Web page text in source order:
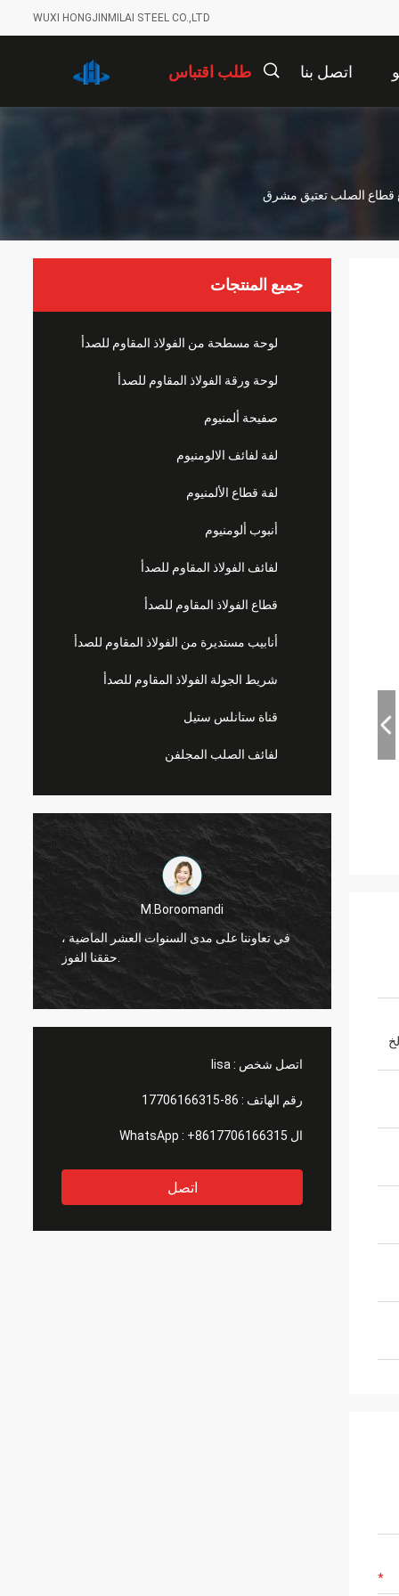
WUXI HONGJINMILAI STEEL CO.,LTD
اتصل بنا طلب اقتباس
قطاع الصلب تعتيق مشرق
جميع المنتجات
لوحة مسطحة من الفولاذ المقاوم للصدأ
لوحة ورقة الفولاذ المقاوم للصدأ
صفيحة ألمنيوم
لفة لفائف الالومنيوم
لفة قطاع الألمنيوم
أنبوب ألومنيوم
لفائف الفولاذ المقاوم للصدأ
قطاع الفولاذ المقاوم للصدأ
أنابيب مستديرة من الفولاذ المقاوم للصدأ
شريط الجولة الفولاذ المقاوم للصدأ
قناة ستانلس ستيل
لفائف الصلب المجلفن
M.Boroomandi
في تعاوننا على مدى السنوات العشر الماضية ،
اتصل شخص : lisa
رقم الهاتف : 86-17706166315
ال WhatsApp : +8617706166315
اتصل